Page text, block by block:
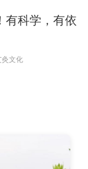
有科学，有依
灸文化